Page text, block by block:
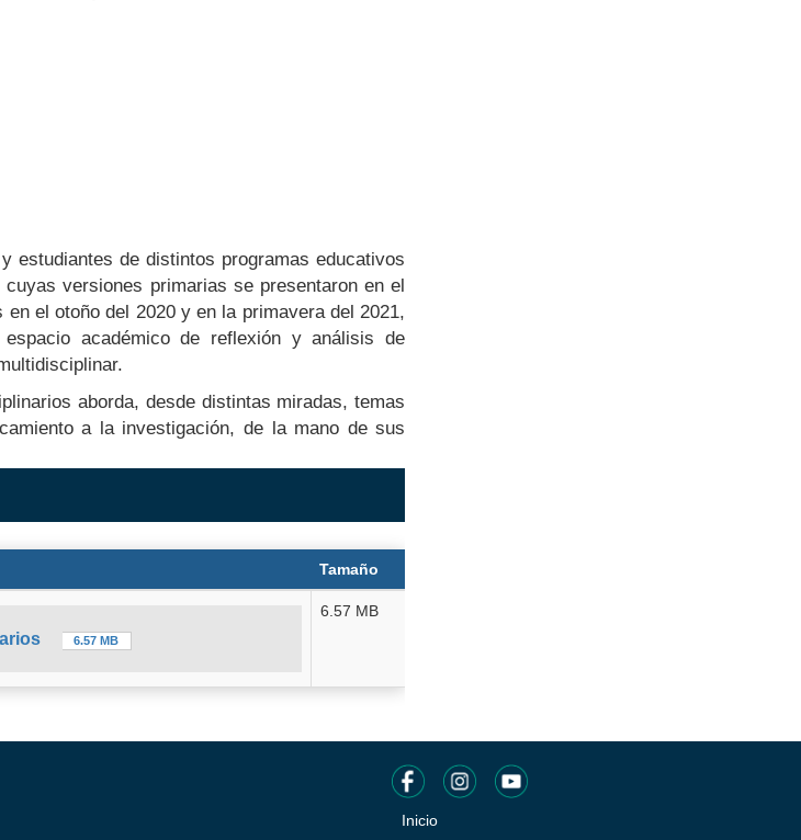
estudiantes de distintos programas educativos
versiones primarias se presentaron en el
el otoño del 2020 y en la primavera del 2021,
académico de reflexión y análisis de
aborda, desde distintas miradas, temas
a la investigación, de la mano de sus
Tamaño
6.57 MB
6.57 MB
Inicio